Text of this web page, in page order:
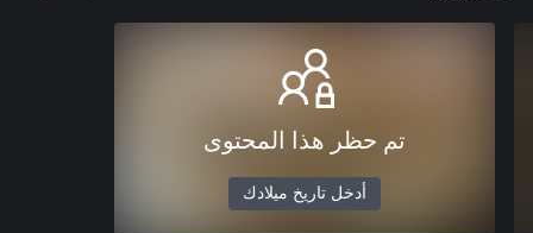
تم حظر هذا المحتوى
أدخل تاريخ ميلادك